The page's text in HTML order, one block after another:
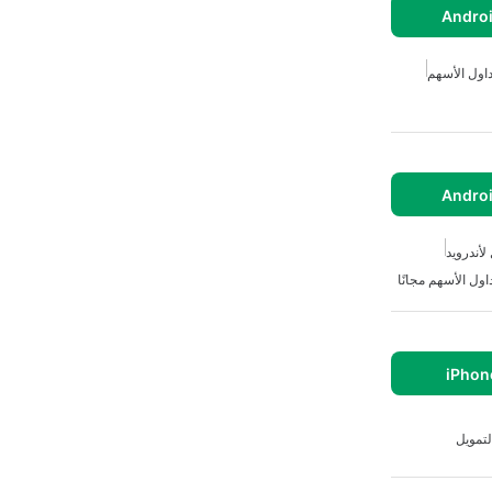
الأسهم
لأندرويد
الأسهم مجانًا